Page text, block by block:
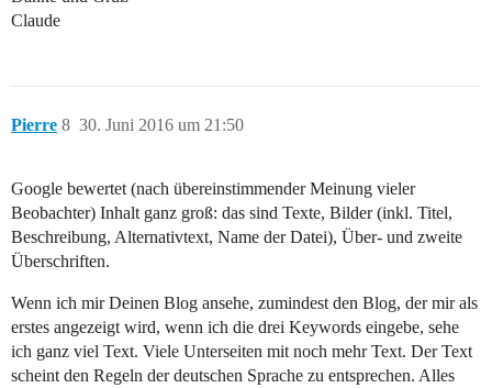
Claude
Pierre 30. Juni 2016 um 21:50
8
Google bewertet (nach übereinstimmender Meinung vieler
Beobachter) Inhalt ganz groß: das sind Texte, Bilder (inkl. Titel,
Beschreibung, Alternativtext, Name der Datei), Über- und zweite
Überschriften.
Wenn ich mir Deinen Blog ansehe, zumindest den Blog, der mir als
erstes angezeigt wird, wenn ich die drei Keywords eingebe, sehe
ich ganz viel Text. Viele Unterseiten mit noch mehr Text. Der Text
scheint den Regeln der deutschen Sprache zu entsprechen. Alles